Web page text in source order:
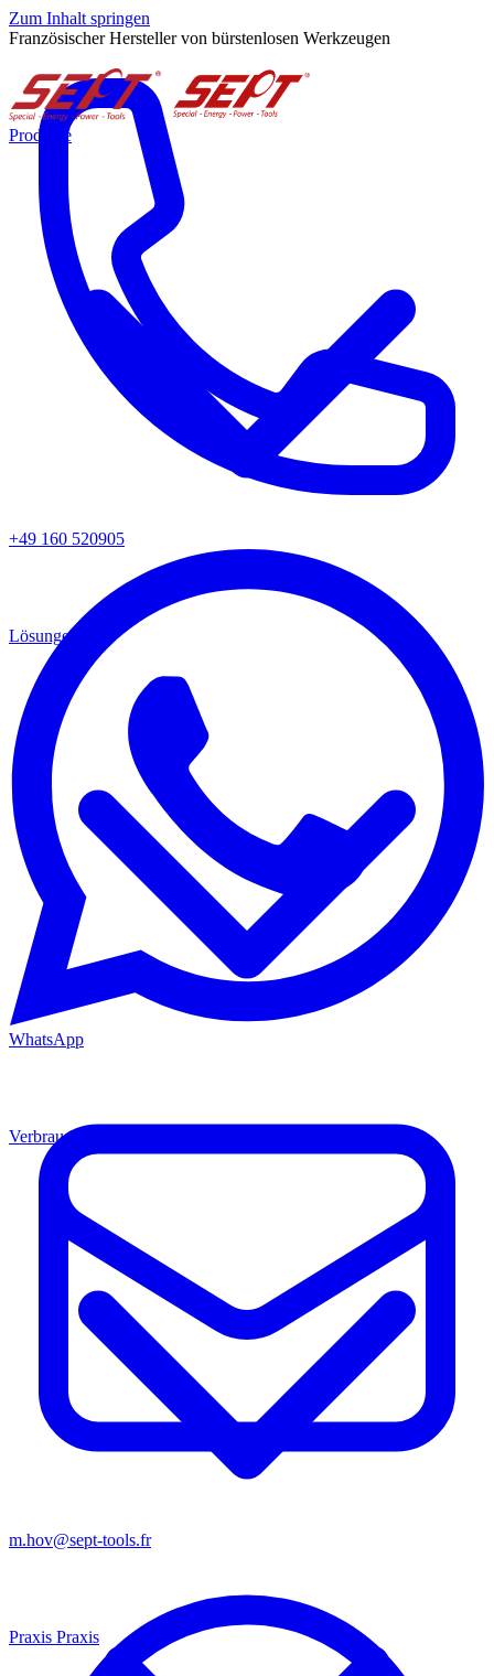
Zum Inhalt springen
Französischer Hersteller von bürstenlosen Werkzeugen
+49 160 520905
WhatsApp
m.hov@sept-tools.fr
Produkte
Lösungen
Verbrauchsmaterial
Praxis Praxis